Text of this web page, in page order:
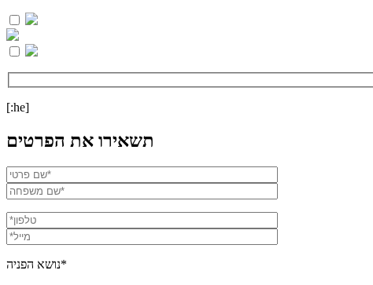
[:he]
תשאירו את הפרטים
נושא הפניה*